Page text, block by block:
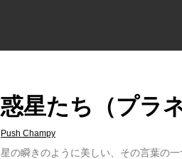
惑星たち（プラ
Push Champy
星の瞬きのように美しい、その言葉の